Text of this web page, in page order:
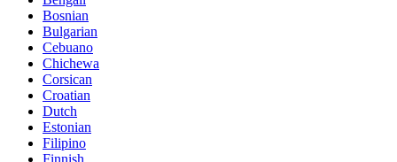
Bosnian
Bulgarian
Cebuano
Chichewa
Corsican
Croatian
Dutch
Estonian
Filipino
Finnish